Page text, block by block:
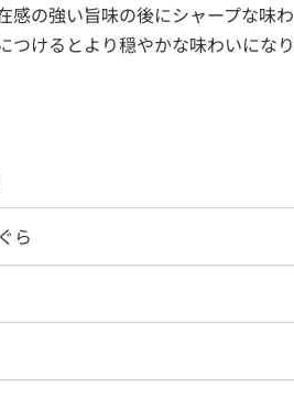
感の強い旨味の後にシャープな味わ
つけるとより穏やかな味わいになり
ら